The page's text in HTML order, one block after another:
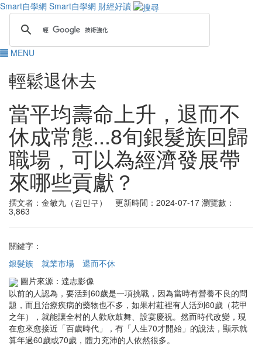
Smart自學網 Smart自學網 財經好讀
MENU
輕鬆退休去
當平均壽命上升，退而不
休成常態...8旬銀髮族回歸
職場，可以為經濟發展帶
來哪些貢獻？
撰文者：金敏九（김민구） 更新時間：2024-07-17 瀏覽數：
3,863
關鍵字：
銀髮族
就業市場
退而不休
圖片來源：達志影像
以前的人認為，要活到60歲是一項挑戰，因為當時有營養不良的問
題，而且治療疾病的藥物也不多，如果村莊裡有人活到60歲（花甲
之年），就能讓全村的人歡欣鼓舞、設宴慶祝。然而時代改變，現
在愈來愈接近「百歲時代」，有「人生70才開始」的說法，顯示就
算年過60歲或70歲，體力充沛的人依然很多。